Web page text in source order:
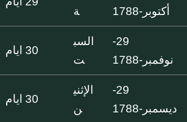
أكتوبر-1788
ة
29-
نوفمبر-1788
السب
ت
30 ايام
29-
ديسمبر-1788
الإثني
ن
30 ايام